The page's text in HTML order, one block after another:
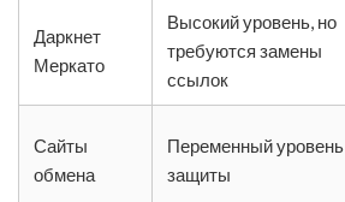
Даркнет
Меркато
Высокий уровень, но
требуются замены
ссылок
Сайты
обмена
Переменный уровень
защиты